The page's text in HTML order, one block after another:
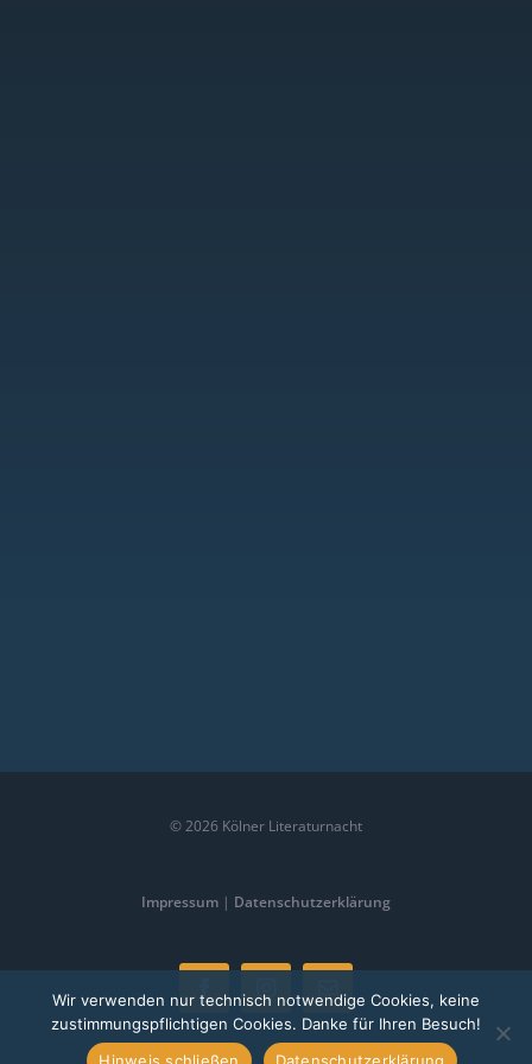
©2026 Kölner Literaturnacht
Impressum | Datenschutzerklärung
FacebookInstagram
E-
Mail
Wir verwenden nur technisch notwendige Cookies, keine
zustimmungspflichtigen Cookies. Danke für Ihren Besuch!
Hinweis schließen
Datenschutzerklärung